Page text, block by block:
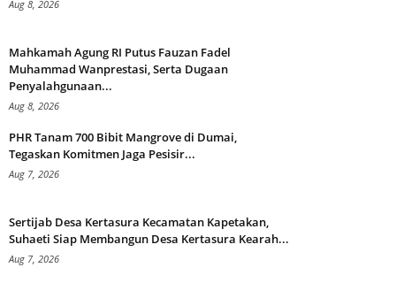
Aug 8, 2026
Mahkamah Agung RI Putus Fauzan Fadel
Muhammad Wanprestasi, Serta Dugaan
Penyalahgunaan...
Aug 8, 2026
PHR Tanam 700 Bibit Mangrove di Dumai,
Tegaskan Komitmen Jaga Pesisir...
Aug 7, 2026
Sertijab Desa Kertasura Kecamatan Kapetakan,
Suhaeti Siap Membangun Desa Kertasura Kearah...
Aug 7, 2026